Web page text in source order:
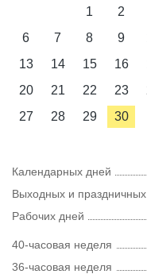
1
2
6
7 8 9
13
14 15 16
20
21 22 23
27
28 29 30
Календарных дней
Выходных и праздничных
Рабочих дней
40-часовая неделя
36-часовая неделя